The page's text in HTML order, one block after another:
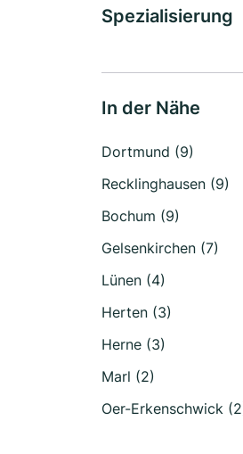
Spezialisierung
In der Nähe
Dortmund (9)
Recklinghausen (9)
Bochum (9)
Gelsenkirchen (7)
Lünen (4)
Herten (3)
Herne (3)
Marl (2)
Oer-Erkenschwick